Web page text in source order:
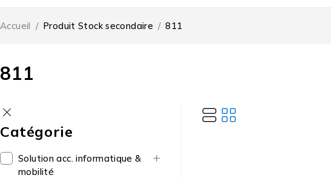
811
Accueil / Produit Stock secondaire / 811
Catégorie
Solution acc. informatique &
mobilité